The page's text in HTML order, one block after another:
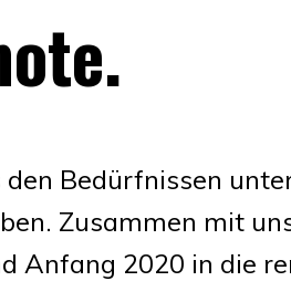
Bedürfnissen
Zusammen mit
Anfang 2020 in die